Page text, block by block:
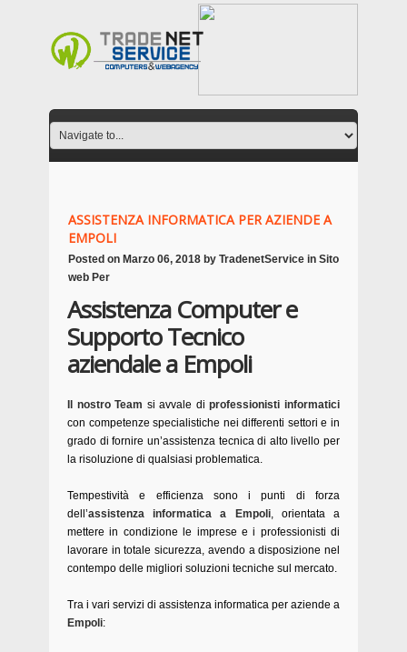
ASSISTENZA INFORMATICA PER AZIENDE A
EMPOLI
Posted on Marzo 06, 2018 by TradenetService in Sito
web Per
Assistenza Computer e
Supporto Tecnico
aziendale a Empoli
Il nostro Team si avvale diprofessionisti informatici
con competenze specialistiche nei differenti settori e in
grado di fornire un’assistenza tecnica di alto livello per
la risoluzione di qualsiasi problematica.
Tempestività e efficienza sono i punti di forza
dell’assistenza informatica a Empoli, orientata a
mettere in condizione le imprese e i professionisti di
lavorare in totale sicurezza, avendo a disposizione nel
contempo delle migliori soluzioni tecniche sul mercato.
Tra i vari servizi di assistenza informatica per aziende a
Empoli: